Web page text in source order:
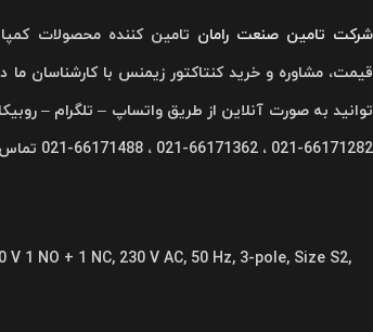
شرکت تامین صنعت رامان تامین کننده محصولات
قیمت، مشاوره و خرید کنتاکتور زیمنس با کارشناسان ما
66171282-021 ، 66171362-021 ، 66171488-021 تماس حاصل نمایید.
V 1 NO + 1 NC, 230 V AC, 50 Hz, 3-pole, Size S2,